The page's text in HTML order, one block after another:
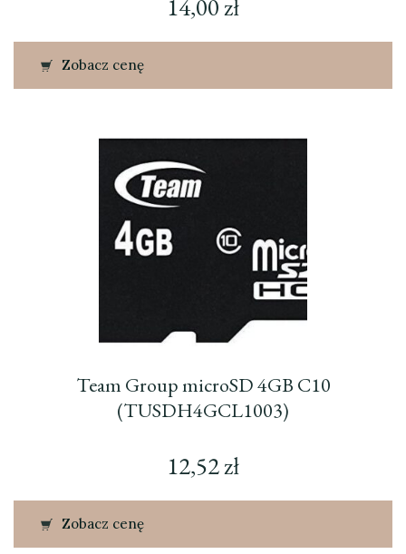
14,00zł
Zobacz cenę
Team Group microSD 4GB C10
(TUSDH4GCL1003)
12,52zł
Zobacz cenę